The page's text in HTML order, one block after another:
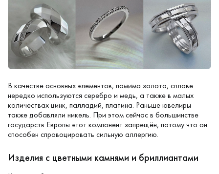
В качестве основных элементов, помимо золота, сплаве
нередко используются серебро и медь, а также в малых
количествах цинк, палладий, платина. Раньше ювелиры
также добавляли никель. При этом сейчас в большинстве
государств Европы этот компонент запрещён, потому что он
способен спровоцировать сильную аллергию.
Изделия с цветными камнями и бриллиантами